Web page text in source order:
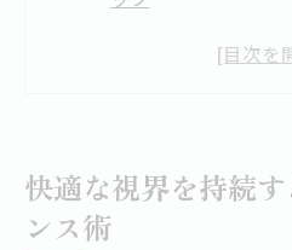
千葉県おすすめメ
千葉 眼鏡 屋 おすす
メガネ修理千葉の選
快適な視界を持続
ンス術